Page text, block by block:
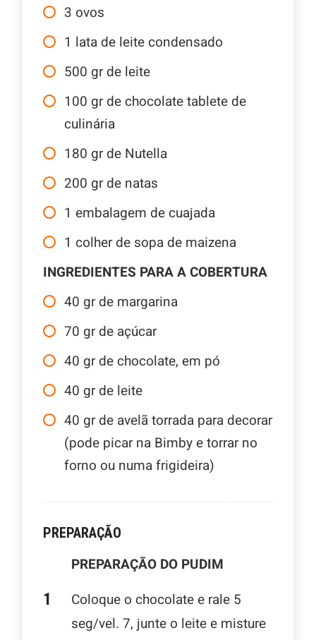
3 ovos
1 lata de leite condensado
500 gr de leite
100 gr de chocolate tablete de
culinária
180 gr de Nutella
200 gr de natas
1 embalagem de cuajada
1 colher de sopa de maizena
INGREDIENTES PARA A COBERTURA
40 gr de margarina
70 gr de açúcar
40 gr de chocolate, em pó
40 gr de leite
40 gr de avelã torrada para decorar
(pode picar na Bimby e torrar no
forno ou numa frigideira)
PREPARAÇÃO
PREPARAÇÃO DO PUDIM
Coloque o chocolate e rale 5
seg/vel. 7, junte o leite e misture